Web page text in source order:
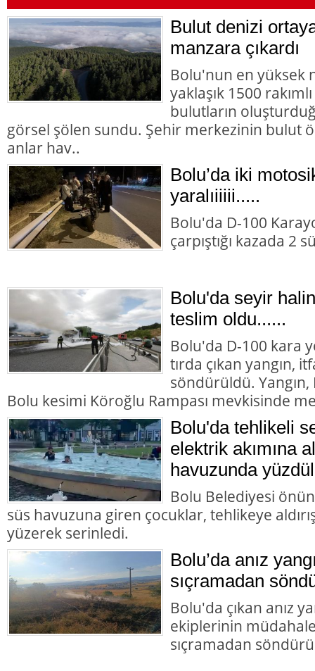
Bulut denizi
manzara çıkardı
Bolu'nun en yüksek
yaklaşık 1500
bulutların
görsel şölen sundu. Şehir merkezinin bulut
anlar hav..
Bolu’da iki
yaralıiiiii.....
Bolu'da D-100
çarpıştığı kazada 2
Bolu'da seyir
teslim oldu......
Bolu'da D-100 kara
tırda çıkan yangın,
söndürüldü.
Bolu kesimi Köroğlu Rampası mevkisinde
Bolu'da tehlikeli
elektrik akımına
havuzunda
Bolu Belediyesi
süs havuzuna giren çocuklar, tehlikeye
yüzerek serinledi.
Bolu’da anız
sıçramadan
Bolu'da çıkan anız
ekiplerinin
sıçramadan